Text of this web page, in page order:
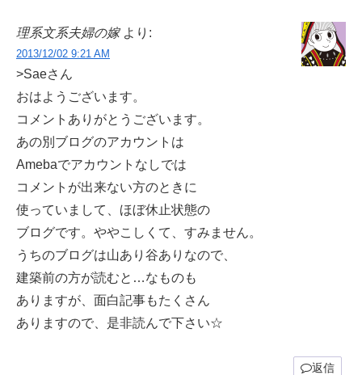
理系文系夫婦の嫁 より:
2013/12/02 9:21 AM
>Saeさん
おはようございます。
コメントありがとうございます。
あの別ブログのアカウントは
Amebaでアカウントなしでは
コメントが出来ない方のときに
使っていまして、ほぼ休止状態の
ブログです。ややこしくて、すみません。
うちのブログは山あり谷ありなので、
建築前の方が読むと…なものも
ありますが、面白記事もたくさん
ありますので、是非読んで下さい☆
返信